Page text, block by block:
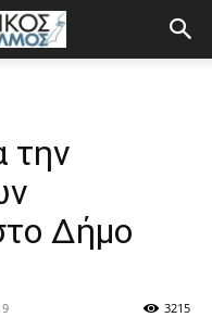
την
Δήμο
3215